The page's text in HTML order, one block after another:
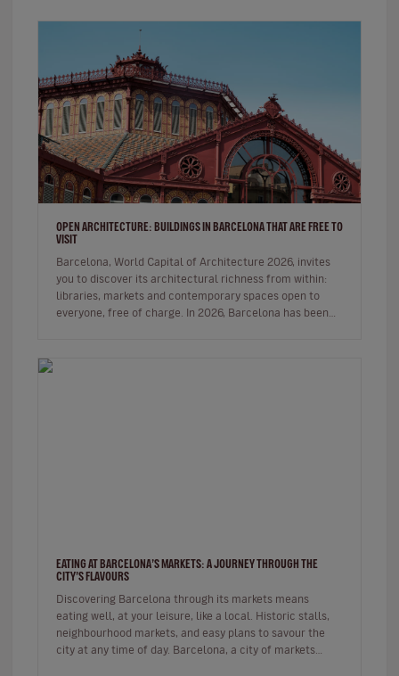
OPEN ARCHITECTURE: BUILDINGS IN BARCELONA THAT ARE FREE TO
VISIT
Barcelona, World Capital of Architecture 2026, invites
you to discover its architectural richness from within:
libraries, markets and contemporary spaces open to
everyone, free of charge. In 2026, Barcelona has been
EATING AT BARCELONA’S MARKETS: A JOURNEY THROUGH THE
CITY’S FLAVOURS
Discovering Barcelona through its markets means
eating well, at your leisure, like a local. Historic stalls,
neighbourhood markets, and easy plans to savour the
city at any time of day. Barcelona, a city of markets